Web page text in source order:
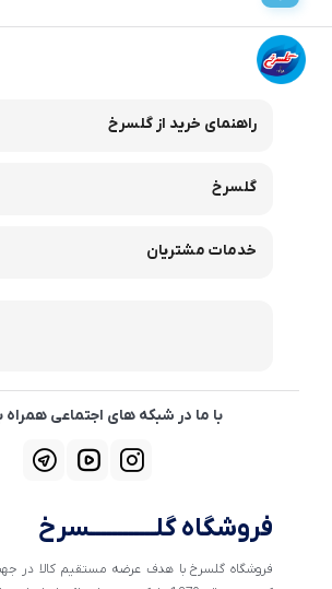
راهنمای خرید از گلسرخ
گلسرخ
خدمات مشتریان
با ما در شبکه های اجتماعی همراه
فروشگاه گلــــــــــــسرخ
فروشگاه گلسرخ با هدف عرضه مستقیم کالا در